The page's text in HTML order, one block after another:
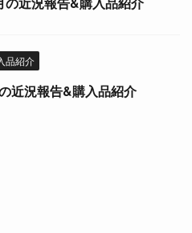
品紹介
近況報告&購入品紹介